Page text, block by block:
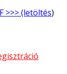
>>> (letöltés)